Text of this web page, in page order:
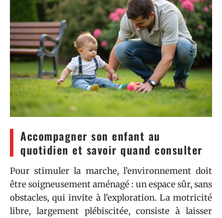
Accompagner son enfant au
quotidien et savoir quand consulter
Pour stimuler la marche, l’environnement doit
être soigneusement aménagé : un espace sûr, sans
obstacles, qui invite à l’exploration. La motricité
libre, largement plébiscitée, consiste à laisser